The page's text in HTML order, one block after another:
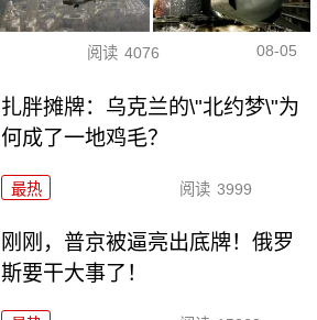
阅读 4076 08-05
扎胖摊牌：乌克兰的\"北约梦\"为
何成了一地鸡毛？
最热 阅读 3999
刚刚，普京被逼亮出底牌！俄罗
斯要干大事了！